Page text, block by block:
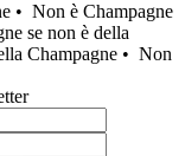
• Non è Champagne
se non è della
Champagne • Non